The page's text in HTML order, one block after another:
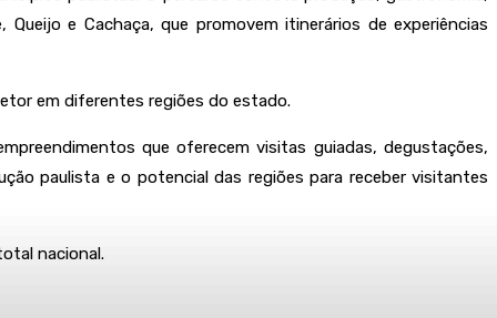
e Cachaça, que promovem itinerários de experiências
em diferentes regiões do estado.
que oferecem visitas guiadas, degustações,
paulista e o potencial das regiões para receber visitantes
nacional.